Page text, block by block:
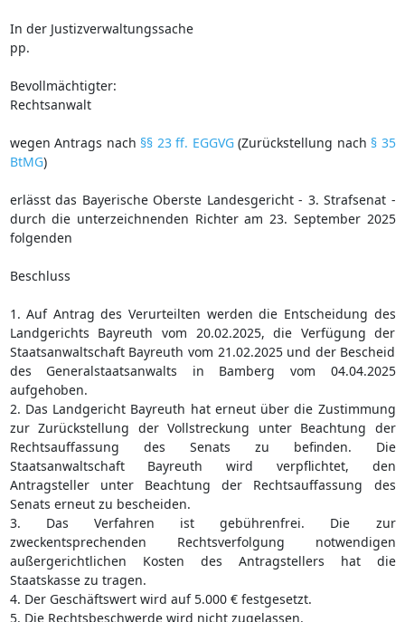
In der Justizverwaltungssache
pp.
Bevollmächtigter:
Rechtsanwalt
wegen Antrags nach §§ 23 ff. EGGVG(Zurückstellung nach § 35
BtMG)
erlässt das Bayerische Oberste Landesgericht - 3. Strafsenat -
durch die unterzeichnenden Richter am 23. September 2025
folgenden
Beschluss
1. Auf Antrag des Verurteilten werden die Entscheidung des
Landgerichts Bayreuth vom 20.02.2025, die Verfügung der
Staatsanwaltschaft Bayreuth vom 21.02.2025 und der Bescheid
des Generalstaatsanwalts in Bamberg vom 04.04.2025
aufgehoben.
2. Das Landgericht Bayreuth hat erneut über die Zustimmung
zur Zurückstellung der Vollstreckung unter Beachtung der
Rechtsauffassung des Senats zu befinden. Die
Staatsanwaltschaft Bayreuth wird verpflichtet, den
Antragsteller unter Beachtung der Rechtsauffassung des
Senats erneut zu bescheiden.
3. Das Verfahren ist gebührenfrei. Die zur
zweckentsprechenden Rechtsverfolgung notwendigen
außergerichtlichen Kosten des Antragstellers hat die
Staatskasse zu tragen.
4. Der Geschäftswert wird auf 5.000 € festgesetzt.
5. Die Rechtsbeschwerde wird nicht zugelassen.